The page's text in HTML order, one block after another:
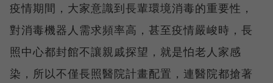
疫情期間，大家意識到長輩環境消毒的重要性，
對消毒機器人需求頻率高，甚至疫情嚴峻時，長
照中心都封館不讓親戚探望，就是怕老人家感
染，所以不僅長照醫院計畫配置，連醫院都搶著